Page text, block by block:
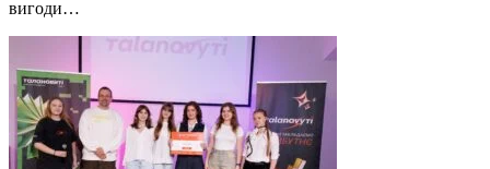
вигоди…